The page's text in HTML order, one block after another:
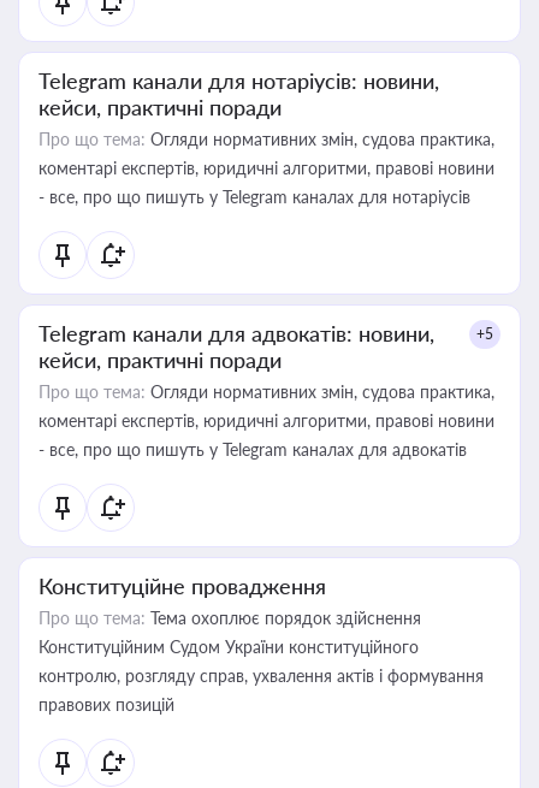
Telegram канали для нотаріусів: новини,
кейси, практичні поради
Про що тема: Огляди нормативних змін, судова практика,
коментарі експертів, юридичні алгоритми, правові новини
- все, про що пишуть у Telegram каналах для нотаріусів
Telegram канали для адвокатів: новини,
кейси, практичні поради
+5
Про що тема: Огляди нормативних змін, судова практика,
коментарі експертів, юридичні алгоритми, правові новини
- все, про що пишуть у Telegram каналах для адвокатів
Конституційне провадження
Про що тема: Тема охоплює порядок здійснення
Конституційним Судом України конституційного
контролю, розгляду справ, ухвалення актів і формування
правових позицій